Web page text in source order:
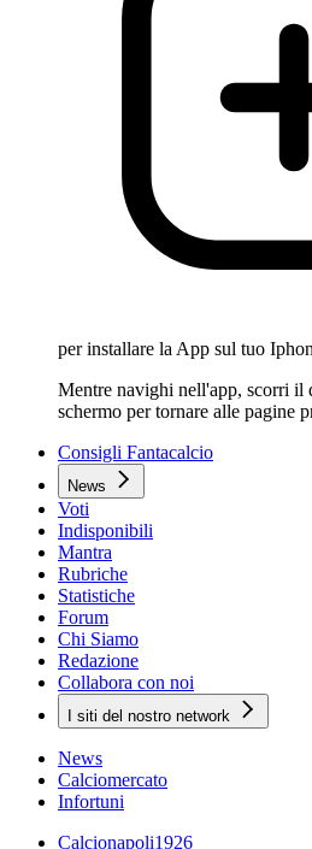
per installare la App sul tuo
Mentre navighi nell'app, scorri il
schermo per tornare alle pagine
Consigli Fantacalcio
News
Voti
Indisponibili
Mantra
Rubriche
Statistiche
Forum
Chi Siamo
Redazione
Collabora con noi
I siti del nostro network
News
Calciomercato
Infortuni
Calcionapoli1926